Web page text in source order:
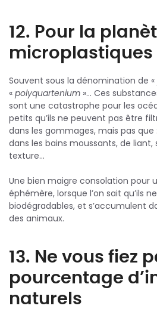
12. Pour la
microplastiques
Souvent sous la dénomination de «
« polyquartenium »… Ces
sont une catastrophe pour les
petits qu’ils ne peuvent pas être
dans les gommages, mais pas
dans les bains moussants, de
texture…
Une bien maigre consolation pour
éphémère, lorsque l’on sait qu’ils
biodégradables, et s’accumulent
des animaux.
13. Ne vous fiez
pourcentage
naturels